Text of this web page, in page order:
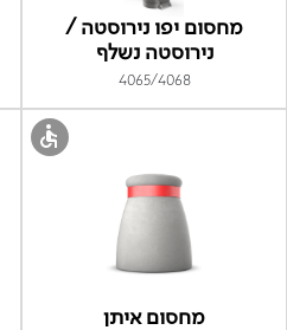
מחסום יפו נירוסטה /
נירוסטה נשלף
4065/4068
מחסום איתן